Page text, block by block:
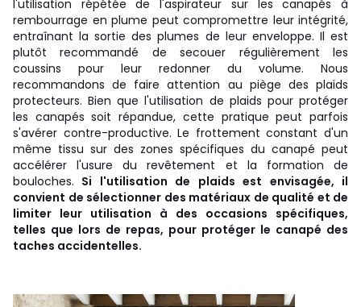
l'utilisation répétée de l'aspirateur sur les canapés à
rembourrage en plume peut compromettre leur intégrité,
entraînant la sortie des plumes de leur enveloppe. Il est
plutôt recommandé de secouer régulièrement les
coussins pour leur redonner du volume. Nous
recommandons de faire attention au piège des plaids
protecteurs. Bien que l'utilisation de plaids pour protéger
les canapés soit répandue, cette pratique peut parfois
s'avérer contre-productive. Le frottement constant d'un
même tissu sur des zones spécifiques du canapé peut
accélérer l'usure du revêtement et la formation de
bouloches. Si l'utilisation de plaids est envisagée, il
convient de sélectionner des matériaux de qualité et de
limiter leur utilisation à des occasions spécifiques,
telles que lors de repas, pour protéger le canapé des
taches accidentelles.